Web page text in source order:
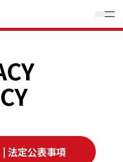
| 法定公表事項